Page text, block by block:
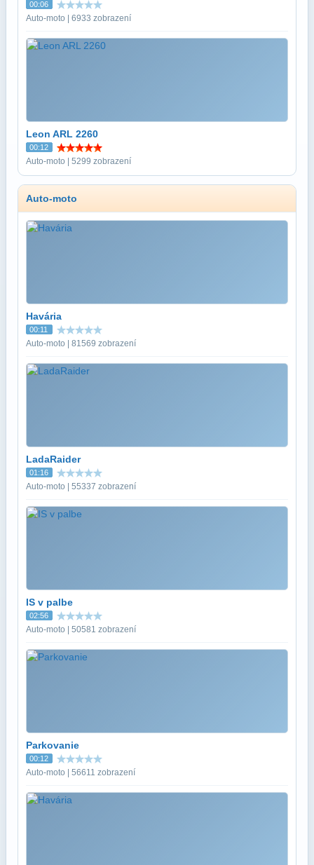
00:06
Auto-moto | 6933 zobrazení
Leon ARL 2260
00:12
Auto-moto | 5299 zobrazení
Auto-moto
Havária
00:11
Auto-moto | 81569 zobrazení
LadaRaider
01:16
Auto-moto | 55337 zobrazení
IS v palbe
02:56
Auto-moto | 50581 zobrazení
Parkovanie
00:12
Auto-moto | 56611 zobrazení